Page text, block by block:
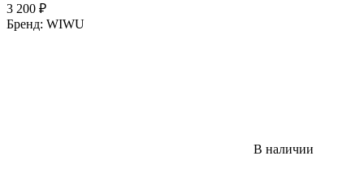
3 200 ₽
Бренд: WIWU
В наличии